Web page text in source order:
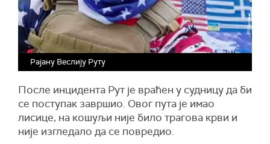
Рајану Веслију Руту
После инцидента Рут је враћен у судницу да би
се поступак завршио. Овог пута је имао
лисице, на кошуљи није било трагова крви и
није изгледало да се повредио.